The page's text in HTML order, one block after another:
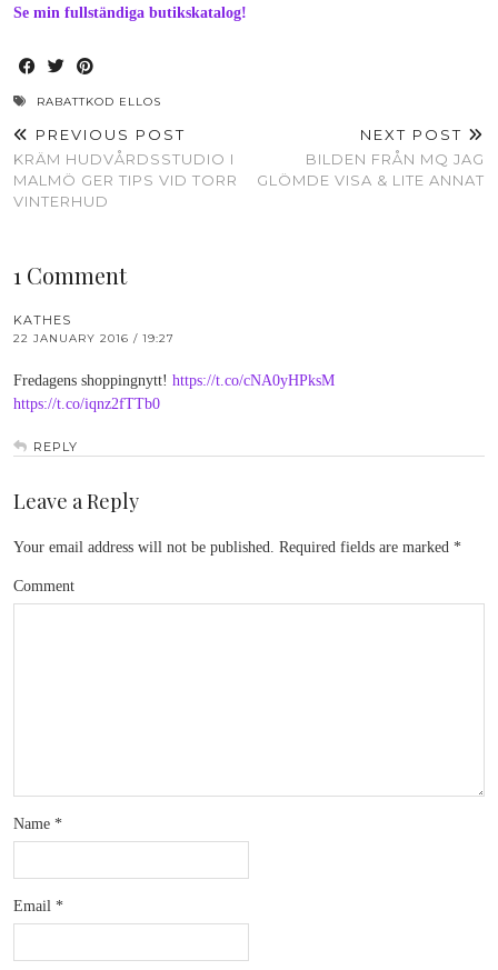
Se min fullständiga butikskatalog!
RABATTKOD ELLOS
PREVIOUS POST
KRÄM HUDVÅRDSSTUDIO I
MALMÖ GER TIPS VID TORR
VINTERHUD
NEXT POST
BILDEN FRÅN MQ JAG
GLÖMDE VISA & LITE ANNAT
1 Comment
KATHES
22 JANUARY 2016 / 19:27
Fredagens shoppingnytt! https://t.co/cNA0yHPksM
https://t.co/iqnz2fTTb0
REPLY
Leave a Reply
Your email address will not be published. Required fields are marked *
Comment
Name *
Email *